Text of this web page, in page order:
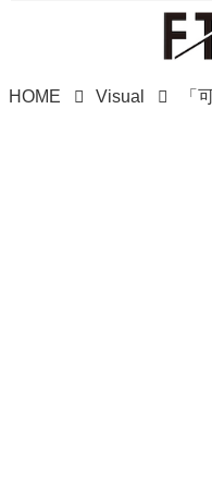
HOME Visual